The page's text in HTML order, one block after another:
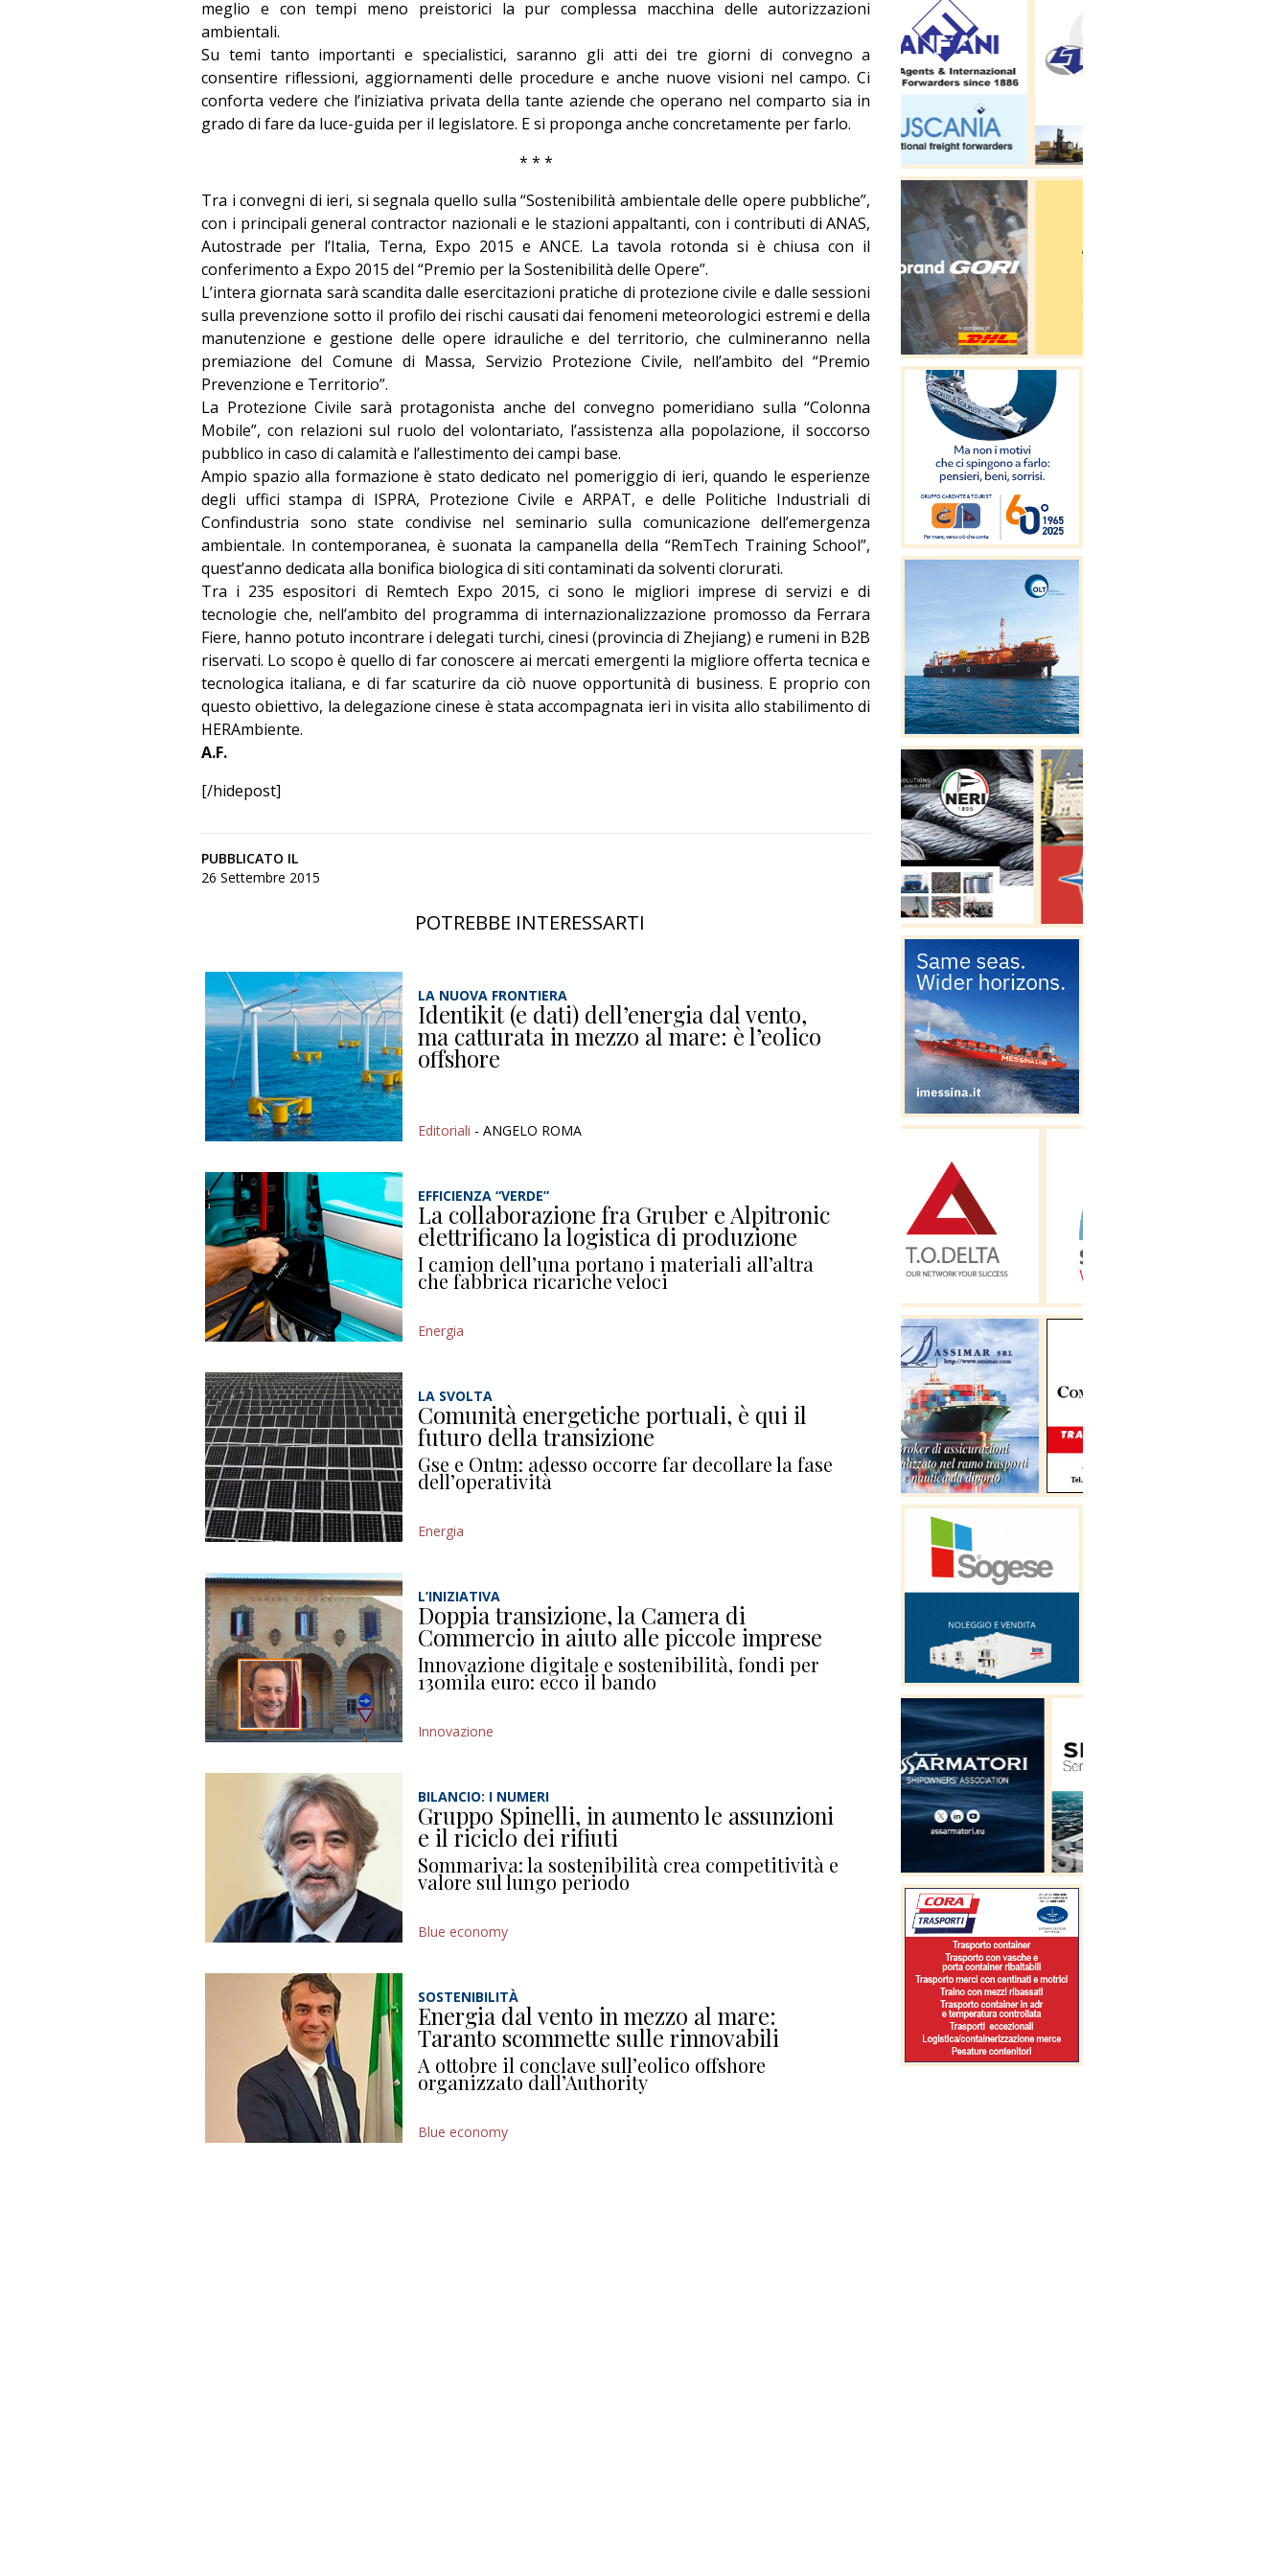
meglio e con tempi meno preistorici la pur complessa macchina delle autorizzazioni
ambientali.
Su temi tanto importanti e specialistici, saranno gli atti dei tre giorni di convegno a
consentire riflessioni, aggiornamenti delle procedure e anche nuove visioni nel campo. Ci
conforta vedere che l’iniziativa privata della tante aziende che operano nel comparto sia in
grado di fare da luce-guida per il legislatore. E si proponga anche concretamente per farlo.
* * *
Tra i convegni di ieri, si segnala quello sulla “Sostenibilità ambientale delle opere pubbliche”,
con i principali general contractor nazionali e le stazioni appaltanti, con i contributi di ANAS,
Autostrade per l’Italia, Terna, Expo 2015 e ANCE. La tavola rotonda si è chiusa con il
conferimento a Expo 2015 del “Premio per la Sostenibilità delle Opere”.
L’intera giornata sarà scandita dalle esercitazioni pratiche di protezione civile e dalle sessioni
sulla prevenzione sotto il profilo dei rischi causati dai fenomeni meteorologici estremi e della
manutenzione e gestione delle opere idrauliche e del territorio, che culmineranno nella
premiazione del Comune di Massa, Servizio Protezione Civile, nell’ambito del “Premio
Prevenzione e Territorio”.
La Protezione Civile sarà protagonista anche del convegno pomeridiano sulla “Colonna
Mobile”, con relazioni sul ruolo del volontariato, l’assistenza alla popolazione, il soccorso
pubblico in caso di calamità e l’allestimento dei campi base.
Ampio spazio alla formazione è stato dedicato nel pomeriggio di ieri, quando le esperienze
degli uffici stampa di ISPRA, Protezione Civile e ARPAT, e delle Politiche Industriali di
Confindustria sono state condivise nel seminario sulla comunicazione dell’emergenza
ambientale. In contemporanea, è suonata la campanella della “RemTech Training School”,
quest’anno dedicata alla bonifica biologica di siti contaminati da solventi clorurati.
Tra i 235 espositori di Remtech Expo 2015, ci sono le migliori imprese di servizi e di
tecnologie che, nell’ambito del programma di internazionalizzazione promosso da Ferrara
Fiere, hanno potuto incontrare i delegati turchi, cinesi (provincia di Zhejiang) e rumeni in B2B
riservati. Lo scopo è quello di far conoscere ai mercati emergenti la migliore offerta tecnica e
tecnologica italiana, e di far scaturire da ciò nuove opportunità di business. E proprio con
questo obiettivo, la delegazione cinese è stata accompagnata ieri in visita allo stabilimento di
HERAmbiente.
A.F.
[/hidepost]
PUBBLICATO IL
26 Settembre 2015
POTREBBE INTERESSARTI
LA NUOVA FRONTIERA
Identikit (e dati) dell’energia dal vento,
ma catturata in mezzo al mare: è l’eolico
offshore
Editoriali - ANGELO ROMA
EFFICIENZA “VERDE”
La collaborazione fra Gruber e Alpitronic
elettrificano la logistica di produzione
I camion dell’una portano i materiali all’altra
che fabbrica ricariche veloci
Energia
LA SVOLTA
Comunità energetiche portuali, è qui il
futuro della transizione
Gse e Ontm: adesso occorre far decollare la fase
dell’operatività
Energia
L’INIZIATIVA
Doppia transizione, la Camera di
Commercio in aiuto alle piccole imprese
Innovazione digitale e sostenibilità, fondi per
130mila euro: ecco il bando
Innovazione
BILANCIO: I NUMERI
Gruppo Spinelli, in aumento le assunzioni
e il riciclo dei rifiuti
Sommariva: la sostenibilità crea competitività e
valore sul lungo periodo
Blue economy
SOSTENIBILITÀ
Energia dal vento in mezzo al mare:
Taranto scommette sulle rinnovabili
A ottobre il conclave sull’eolico offshore
organizzato dall’Authority
Blue economy